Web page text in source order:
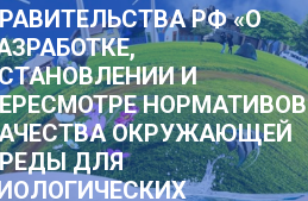
РФ «О
И
НОРМАТИВОВ
ОКРУЖАЮЩЕЙ
ДЛЯ